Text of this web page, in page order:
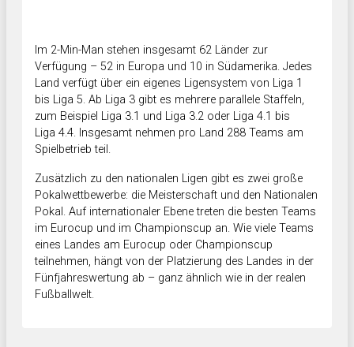
Im 2-Min-Man stehen insgesamt 62 Länder zur
Verfügung – 52 in Europa und 10 in Südamerika. Jedes
Land verfügt über ein eigenes Ligensystem von Liga 1
bis Liga 5. Ab Liga 3 gibt es mehrere parallele Staffeln,
zum Beispiel Liga 3.1 und Liga 3.2 oder Liga 4.1 bis
Liga 4.4. Insgesamt nehmen pro Land 288 Teams am
Spielbetrieb teil.
Zusätzlich zu den nationalen Ligen gibt es zwei große
Pokalwettbewerbe: die Meisterschaft und den Nationalen
Pokal. Auf internationaler Ebene treten die besten Teams
im Eurocup und im Championscup an. Wie viele Teams
eines Landes am Eurocup oder Championscup
teilnehmen, hängt von der Platzierung des Landes in der
Fünfjahreswertung ab – ganz ähnlich wie in der realen
Fußballwelt.